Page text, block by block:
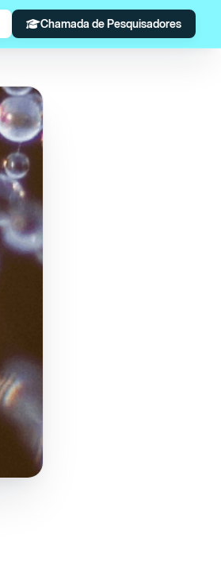
Chamada de Pesquisadores